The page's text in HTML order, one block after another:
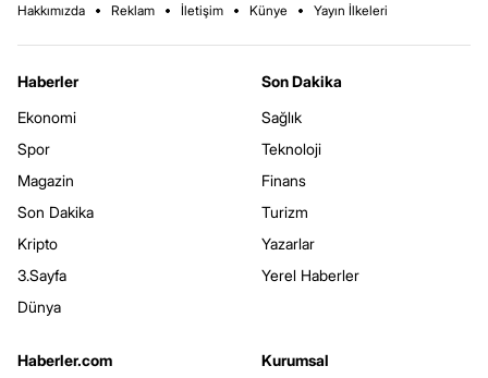
Hakkımızda Reklam İletişim Künye Yayın İlkeleri
Haberler
Ekonomi
Spor
Magazin
Son Dakika
Kripto
3.Sayfa
Dünya
Son Dakika
Sağlık
Teknoloji
Finans
Turizm
Yazarlar
Yerel Haberler
Haberler.com
Kurumsal